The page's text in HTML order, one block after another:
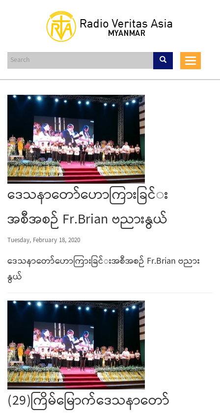
content
Toggle
​ဒေသနာ​တော်​​ဟောကြားခြင်​း
အစီအစဉ်​ Fr.Brian ဗညားနွယ်​
Tuesday, February 18, 2020
​ဒေသနာ​တော်​​ဟောကြားခြင်​းအစီအစဉ်​ Fr.Brian ဗညား
နွယ်​
(29)ကြိမ်မြောက်ဒေသနာတော်